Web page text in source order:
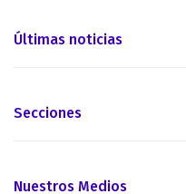
Últimas noticias
Secciones
Nuestros Medios